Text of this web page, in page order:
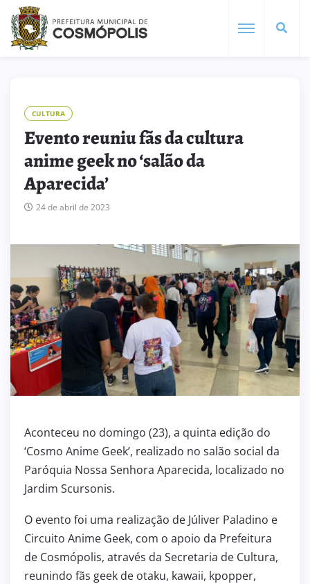
CULTURA
Evento reuniu fãs da cultura
anime geek no ‘salão da
Aparecida’
24 de abril de 2023
Aconteceu no domingo (23), a quinta edição do
‘Cosmo Anime Geek’, realizado no salão social da
Paróquia Nossa Senhora Aparecida, localizado no
Jardim Scursonis.
O evento foi uma realização de Júliver Paladino e
Circuito Anime Geek, com o apoio da Prefeitura
de Cosmópolis, através da Secretaria de Cultura,
reunindo fãs geek de otaku, kawaii, kpopper,